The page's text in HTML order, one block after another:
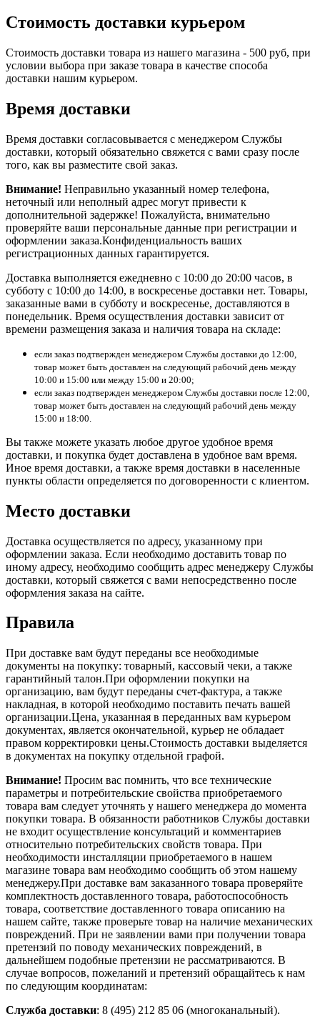
Стоимость доставки курьером
Стоимость доставки товара из нашего магазина - 500 руб, при
условии выбора при заказе товара в качестве способа
доставки нашим курьером.
Время доставки
Время доставки согласовывается с менеджером Службы
доставки, который обязательно свяжется с вами сразу после
того, как вы разместите свой заказ.
Внимание! Неправильно указанный номер телефона,
неточный или неполный адрес могут привести к
дополнительной задержке! Пожалуйста, внимательно
проверяйте ваши персональные данные при регистрации и
оформлении заказа.Конфиденциальность ваших
регистрационных данных гарантируется.
Доставка выполняется ежедневно с 10:00 до 20:00 часов, в
субботу с 10:00 до 14:00, в воскресенье доставки нет. Товары,
заказанные вами в субботу и воскресенье, доставляются в
понедельник. Время осуществления доставки зависит от
времени размещения заказа и наличия товара на складе:
если заказ подтвержден менеджером Службы доставки до 12:00,
товар может быть доставлен на следующий рабочий день между
10:00 и 15:00 или между 15:00 и 20:00;
если заказ подтвержден менеджером Службы доставки после 12:00,
товар может быть доставлен на следующий рабочий день между
15:00 и 18:00.
Вы также можете указать любое другое удобное время
доставки, и покупка будет доставлена в удобное вам время.
Иное время доставки, а также время доставки в населенные
пункты области определяется по договоренности с клиентом.
Место доставки
Доставка осуществляется по адресу, указанному при
оформлении заказа. Если необходимо доставить товар по
иному адресу, необходимо сообщить адрес менеджеру Службы
доставки, который свяжется с вами непосредственно после
оформления заказа на сайте.
Правила
При доставке вам будут переданы все необходимые
документы на покупку: товарный, кассовый чеки, а также
гарантийный талон.При оформлении покупки на
организацию, вам будут переданы счет-фактура, а также
накладная, в которой необходимо поставить печать вашей
организации.Цена, указанная в переданных вам курьером
документах, является окончательной, курьер не обладает
правом корректировки цены.Стоимость доставки выделяется
в документах на покупку отдельной графой.
Внимание! Просим вас помнить, что все технические
параметры и потребительские свойства приобретаемого
товара вам следует уточнять у нашего менеджера до момента
покупки товара. В обязанности работников Службы доставки
не входит осуществление консультаций и комментариев
относительно потребительских свойств товара. При
необходимости инсталляции приобретаемого в нашем
магазине товара вам необходимо сообщить об этом нашему
менеджеру.При доставке вам заказанного товара проверяйте
комплектность доставленного товара, работоспособность
товара, соответствие доставленного товара описанию на
нашем сайте, также проверьте товар на наличие механических
повреждений. При не заявлении вами при получении товара
претензий по поводу механических повреждений, в
дальнейшем подобные претензии не рассматриваются. В
случае вопросов, пожеланий и претензий обращайтесь к нам
по следующим координатам:
Служба доставки: 8 (495) 212 85 06 (многоканальный).